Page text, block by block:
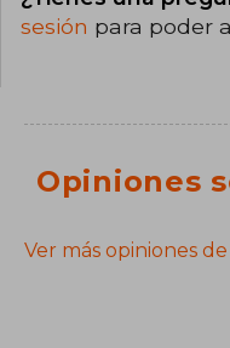
sesión para poder
Opiniones
Ver más opiniones